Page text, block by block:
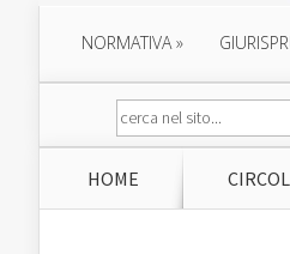
NORMATIVA»
HOME